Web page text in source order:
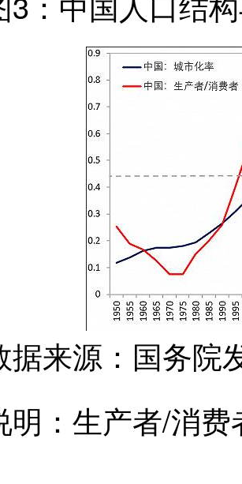
源：国务院
生产者/消费